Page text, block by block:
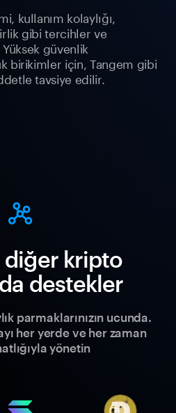
kullanım kolaylığı,
gibi tercihler ve
Yüksek güvenlik
birikimler için, Tangem gibi
tavsiye edilir.
diğer kripto
destekler
parmaklarınızın ucunda.
her yerde ve her zaman
yönetin